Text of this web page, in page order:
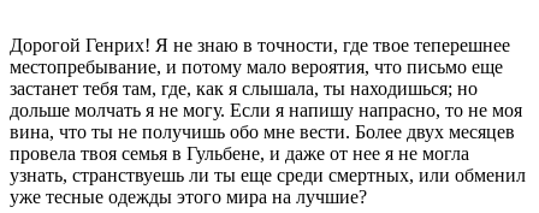
Дорогой Генрих! Я не знаю в точности, где твое теперешнее
местопребывание, и потому мало вероятия, что письмо еще
застанет тебя там, где, как я слы­шала, ты находишься; но
дольше молчать я не могу. Если я напишу напрасно, то не моя
вина, что ты не получишь обо мне вести. Более двух месяцев
про­вела твоя семья в Гульбене, и даже от нее я не могла
узнать, странствуешь ли ты еще среди смерт­ных, или обменил
уже тесные одежды этого мира на лучшие?